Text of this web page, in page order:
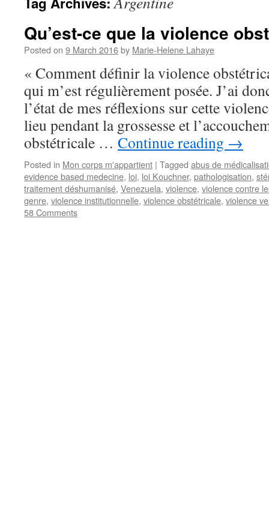
Qu’est-ce que la violence
Posted on 9 March 2016by Marie-Helene Lahaye
« Comment définir la violence
qui m’est régulièrement posée. J’ai
l’état de mes réflexions sur cette
lieu pendant la grossesse et
obstétricale … Continue reading →
Posted in Mon corps m'appartient | Tagged abus de
evidence based medecine, loi, loi Kouchner, pathologisation,
traitement déshumanisé, Venezuela, violence, violence contre
genre, violence institutionnelle, violence obstétricale, violence
58 Comments